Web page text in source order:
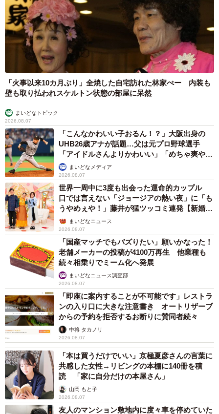
「火事以来10カ月ぶり」全焼した自宅訪れた林家ぺー 内装も
壁も取り払われスケルトン状態の部屋に呆然
まいどなトピック
2026.08.07
「こんなかわいい子おるん！？」大阪出身の
UHB26歳アナが話題…父は元プロ野球選手
「アイドルさんよりかわいい」「めちゃ爽や
か」まいどなメディア
2026.08.07
世界一周中に3度も出会った運命的カップル
口では言えない「ジョージアの熱い夜」に「も
うやめぇや！」藤井が猛ツッコミ連発【新婚さ
ん】まいどなニュース
2026.08.07
「国産マッチでもバズりたい」願いかなった！
老舗メーカーの投稿が4100万再生 他業種も
続々相乗りでミーム化へ発展
まいどなニュース調査部
2026.08.07
「即座に案内することが不可能です」レストラ
ンの入り口に大きな注意書き オートリザーブ
からの予約を拒否するお断りに賛同者続々
中将 タカノリ
2026.08.07
「本は買うだけでいい」京極夏彦さんの言葉に
共感した女性→リビングの本棚に140冊を積
読 「家に自分だけの本屋さん」
山岡 もと子
2026.08.07
友人のマンション敷地内に度々車を停めていた